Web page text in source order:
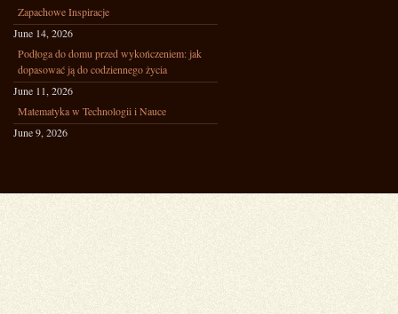
Zapachowe Inspiracje
June 14, 2026
Podłoga do domu przed wykończeniem: jak
dopasować ją do codziennego życia
June 11, 2026
Matematyka w Technologii i Nauce
June 9, 2026